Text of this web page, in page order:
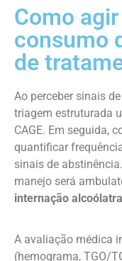
Como
consumo
de
Ao perceber sinais de
triagem estruturada
CAGE. Em seguida,
quantificar
sinais de
manejo será
internação alcoólatra
A avaliação médica
(hemograma, TGO/